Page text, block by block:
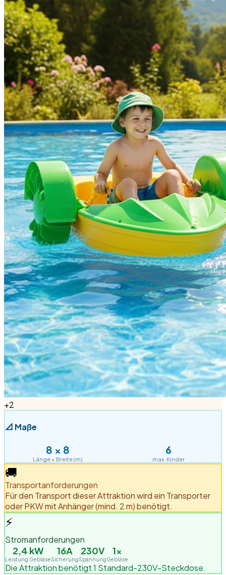
+2
📐 Maße
8 × 8
Länge × Breite (m)
6
max. Kinder
🚚
Transportanforderungen
Für den Transport dieser Attraktion wird ein Transporter
oder PKW mit Anhänger (mind. 2 m) benötigt.
⚡
Stromanforderungen
2,4 kW
Leistung Gebläse
16A
Sicherung
230V
Spannung
1×
Gebläse
Die Attraktion benötigt 1 Standard-230V-Steckdose.